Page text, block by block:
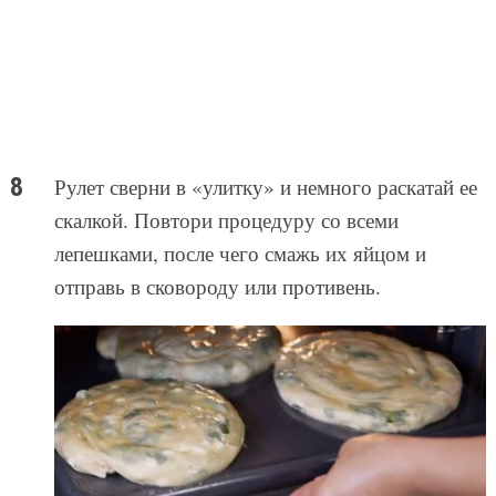
Рулет сверни в «улитку» и немного раскатай ее
скалкой. Повтори процедуру со всеми
лепешками, после чего смажь их яйцом и
отправь в сковороду или противень.